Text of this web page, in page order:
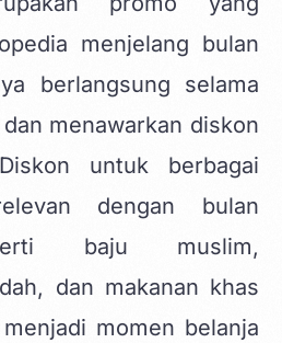
menjelang bulan
berlangsung selama
menawarkan diskon
untuk berbagai
dengan bulan
baju muslim,
dan makanan khas
momen belanja